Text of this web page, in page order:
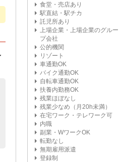
食堂・売店あり
駅直結・駅チカ
託児所あり
上場企業・上場企業のグルー
プ会社
公的機関
リゾート
車通勤OK
バイク通勤OK
自転車通勤OK
扶養内勤務OK
残業ほぼなし
残業少なめ（月20h未満）
在宅ワーク・テレワーク可
内職
副業・WワークOK
転勤なし
無期雇用派遣
登録制